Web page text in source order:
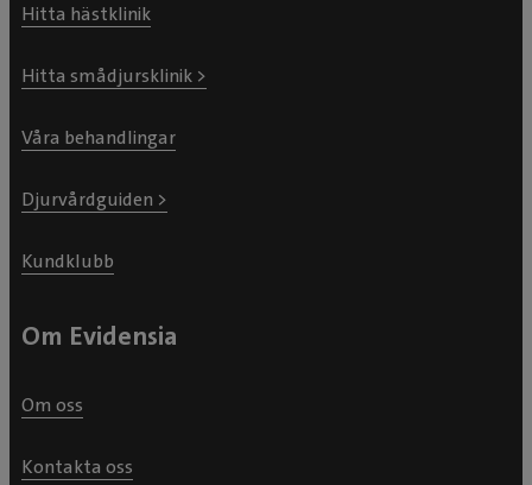
Hitta hästklinik
Hitta smådjursklinik >
Våra behandlingar
Djurvårdguiden >
Kundklubb
Om Evidensia
Om oss
Kontakta oss